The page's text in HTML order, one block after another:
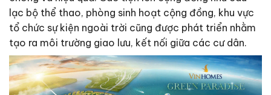
lạc bộ thể thao, phòng sinh hoạt cộng đồng, khu vực
tổ chức sự kiện ngoài trời cũng được phát triển nhằm
tạo ra môi trường giao lưu, kết nối giữa các cư dân.